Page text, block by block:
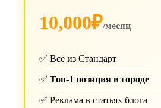
10,000₽/месяц
✅ Всё из Стандарт
✅ Топ-1 позиция в городе
✅ Реклама в статьях блога